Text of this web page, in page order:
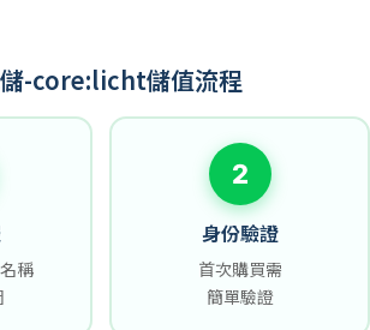
-core:licht儲值流程
稱
2
身份驗證
首次購買需
簡單驗證